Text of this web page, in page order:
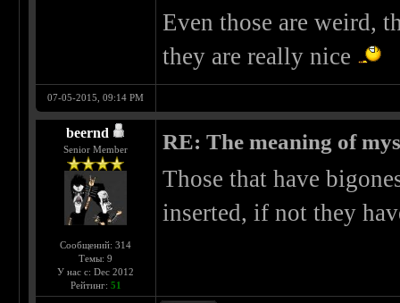
Even those are weird,
they are really nice
07-05-2015, 09:14 PM
beernd
Senior Member
Сообщений: 314
Темы: 9
У нас с: Dec 2012
Рейтинг: 51
RE: The meaning of
Those that have
inserted, if not they